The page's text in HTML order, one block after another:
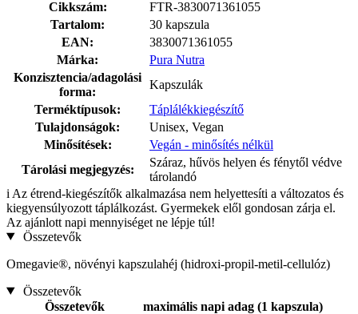
Cikkszám:
FTR-3830071361055
Tartalom:
30 kapszula
EAN:
3830071361055
Márka:
Pura Nutra
Konzisztencia/adagolási
forma:
Kapszulák
Terméktípusok:
Táplálékkiegészítő
Tulajdonságok:
Unisex, Vegan
Minősítések:
Vegán - minősítés nélkül
Tárolási megjegyzés:
Száraz, hűvös helyen és fénytől védve
tárolandó
i Az étrend-kiegészítők alkalmazása nem helyettesíti a változatos és
kiegyensúlyozott táplálkozást. Gyermekek elől gondosan zárja el.
Az ajánlott napi mennyiséget ne lépje túl!
Összetevők
Omegavie®, növényi kapszulahéj (hidroxi-propil-metil-cellulóz)
Összetevők
Összetevők
maximális napi adag (1 kapszula)